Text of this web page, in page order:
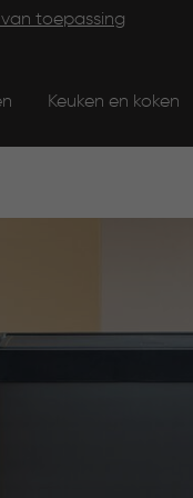
toepassing
Keuken en koken